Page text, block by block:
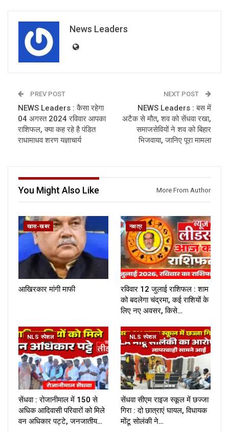
News Leaders
PREV POST
NEWS Leaders : कैसा रहेगा
04 अगस्त 2024 रविवार आपका
राशिफल, क्या कह रहे है पंडित
राधामाधव शरण यज्ञाचार्य
NEXT POST
NEWS Leaders : बस में
अटैक से मौत, शव को सेंधवा रखा,
समाजसेवियों ने शव को बिहार
भिजवाया, जानिए पूरा मामला
You Might Also Like More From Author
खास-खबर
आखिरकार मांगी माफी
नक्षत्र
रविवार 12 जुलाई राशिफल : शाम
को बदलेगा चंद्रमा, कई राशियों के
लिए नए अवसर, किसे…
NLS स्पेशल
सेंधवा : रोजानीमाल में 150 से
अधिक आदिवासी परिवारों को मिले
वन अधिकार पट्टे, जनजातीय…
NLS स्पेशल
सेंधवा सीएम राइज स्कूल में छज्जा
गिरा : दो छात्राएं घायल, विधायक
मोंटू सोलंकी ने…